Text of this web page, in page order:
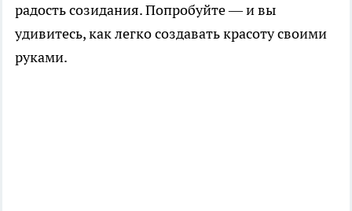
радость созидания. Попробуйте — и вы
удивитесь, как легко создавать красоту своими
руками.